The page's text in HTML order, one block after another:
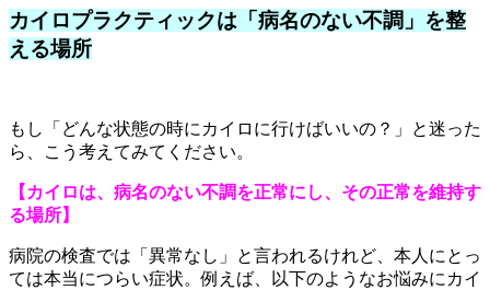
カイロプラクティックは「病名のない不調」を整
える場所
もし「どんな状態の時にカイロに行けばいいの？」と迷った
ら、こう考えてみてください。
【カイロは、病名のない不調を正常にし、その正常を維持す
る場所】
病院の検査では「異常なし」と言われるけれど、本人にとっ
ては本当につらい症状。例えば、以下のようなお悩みにカイ